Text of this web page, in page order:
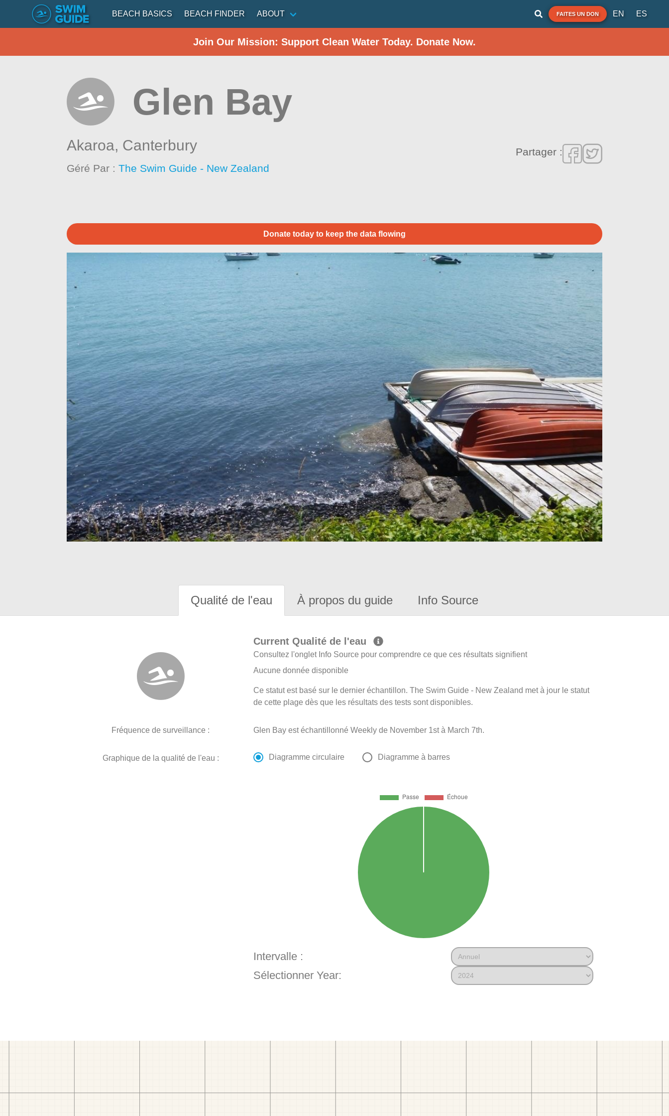
BEACH BASICS BEACH FINDER ABOUT FAITES UN DON EN ES
Join Our Mission: Support Clean Water Today. Donate Now.
Glen Bay
Akaroa, Canterbury
Géré Par :The Swim Guide - New Zealand
Partager :
Donate today to keep the data flowing
Qualité de l'eau À propos du guide Info Source
Current Qualité de l'eau
Consultez l'onglet Info Source pour comprendre ce que ces résultats signifient
Aucune donnée disponible
Ce statut est basé sur le dernier échantillon. The Swim Guide - New Zealand met à jour le statut
de cette plage dès que les résultats des tests sont disponibles.
Fréquence de surveillance : Glen Bay est échantillonné Weekly de November 1st à March 7th.
Graphique de la qualité de l'eau : Diagramme circulaire Diagramme à barres
Intervalle :
Sélectionner Year: